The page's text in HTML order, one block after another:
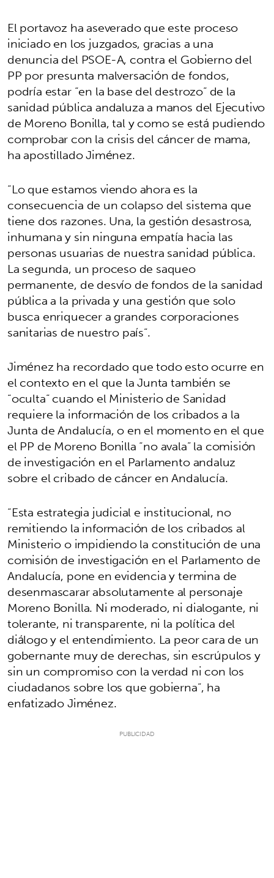
El portavoz ha aseverado que este proceso
iniciado en los juzgados, gracias a una
denuncia del PSOE-A, contra el Gobierno del
PP por presunta malversación de fondos,
podría estar “en la base del destrozo” de la
sanidad pública andaluza a manos del Ejecutivo
de Moreno Bonilla, tal y como se está pudiendo
comprobar con la crisis del cáncer de mama,
ha apostillado Jiménez.
“Lo que estamos viendo ahora es la
consecuencia de un colapso del sistema que
tiene dos razones. Una, la gestión desastrosa,
inhumana y sin ninguna empatía hacia las
personas usuarias de nuestra sanidad pública.
La segunda, un proceso de saqueo
permanente, de desvío de fondos de la sanidad
pública a la privada y una gestión que solo
busca enriquecer a grandes corporaciones
sanitarias de nuestro país”.
Jiménez ha recordado que todo esto ocurre en
el contexto en el que la Junta también se
“oculta” cuando el Ministerio de Sanidad
requiere la información de los cribados a la
Junta de Andalucía, o en el momento en el que
el PP de Moreno Bonilla “no avala” la comisión
de investigación en el Parlamento andaluz
sobre el cribado de cáncer en Andalucía.
“Esta estrategia judicial e institucional, no
remitiendo la información de los cribados al
Ministerio o impidiendo la constitución de una
comisión de investigación en el Parlamento de
Andalucía, pone en evidencia y termina de
desenmascarar absolutamente al personaje
Moreno Bonilla. Ni moderado, ni dialogante, ni
tolerante, ni transparente, ni la política del
diálogo y el entendimiento. La peor cara de un
gobernante muy de derechas, sin escrúpulos y
sin un compromiso con la verdad ni con los
ciudadanos sobre los que gobierna”, ha
enfatizado Jiménez.